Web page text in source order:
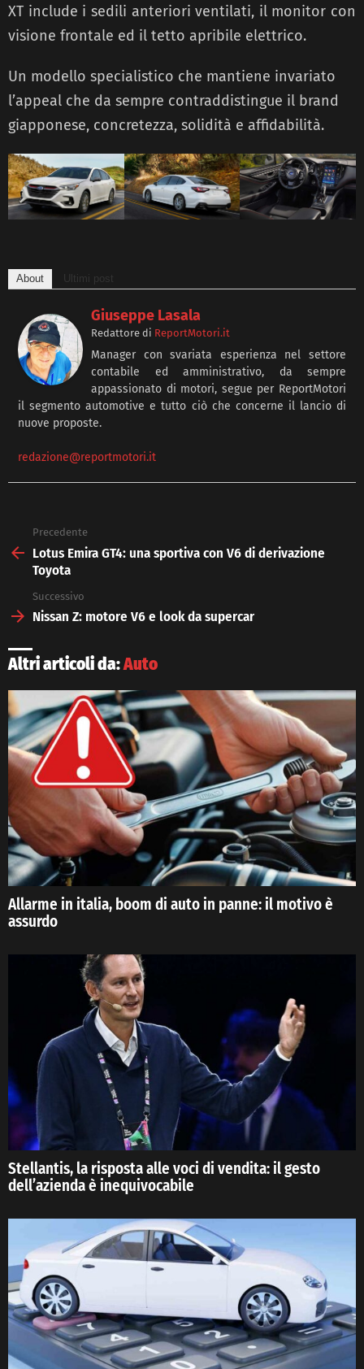
XT include i sedili anteriori ventilati, il monitor con
visione frontale ed il tetto apribile elettrico.
Un modello specialistico che mantiene invariato
l’appeal che da sempre contraddistingue il brand
giapponese, concretezza, solidità e affidabilità.
About Ultimi post
Giuseppe Lasala
Redattore di ReportMotori.it
Manager con svariata esperienza nel settore
contabile ed amministrativo, da sempre
appassionato di motori, segue per ReportMotori
il segmento automotive e tutto ciò che concerne il lancio di
nuove proposte.
redazione@reportmotori.it
more
Precedente
Lotus Emira GT4: una sportiva con V6 di derivazione
Toyota
Successivo
Nissan Z: motore V6 e look da supercar
Altri articoli da:Auto
Allarme in italia, boom di auto in panne: il motivo è
assurdo
Stellantis, la risposta alle voci di vendita: il gesto
dell’azienda è inequivocabile